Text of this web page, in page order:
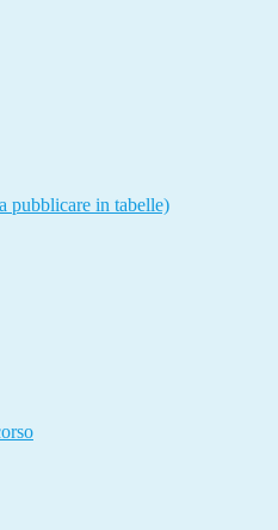
pubblicare in tabelle)